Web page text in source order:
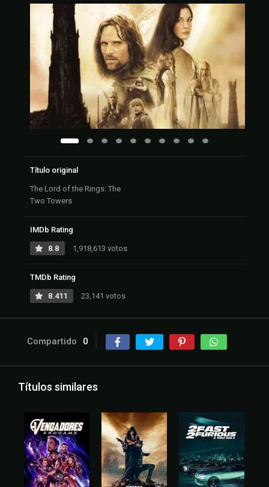
Título original
The Lord of the Rings: The
Two Towers
IMDb Rating
8.8 1,918,613 votos
TMDb Rating
8.411 23,141 votos
Compartido 0
Títulos similares